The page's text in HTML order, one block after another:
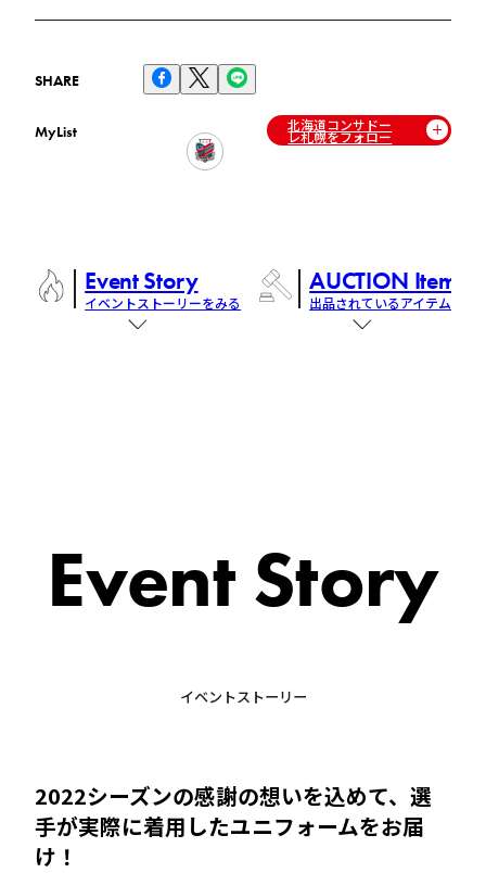
SHARE
MyList 北海道コンサドー
レ札幌をフォロー
Event Story
イベントストーリーをみる
AUCTION Items
出品されているアイテム
Event Story
イベントストーリー
2022シーズンの感謝の想いを込めて、選
手が実際に着用したユニフォームをお届
け！